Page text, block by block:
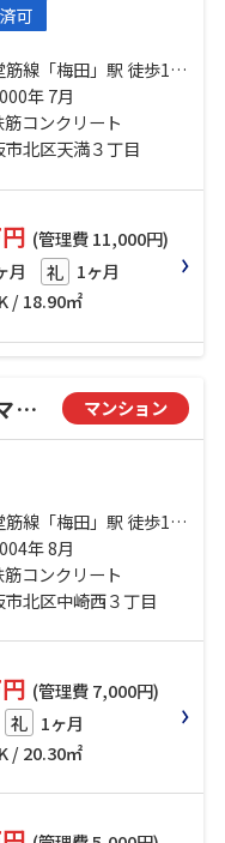
可
線「梅田」駅 徒歩10
「南森町」駅 徒歩5分
年 7月
コンクリート
市北区天満３丁目
(管理費 11,000円)
月 礼 1ヶ月
/ 18.90㎡
大阪市北区中崎西３丁目のマンション マンション
線「梅田」駅 徒歩12
年 8月
コンクリート
市北区中崎西３丁目
(管理費 7,000円)
礼 1ヶ月
/ 20.30㎡